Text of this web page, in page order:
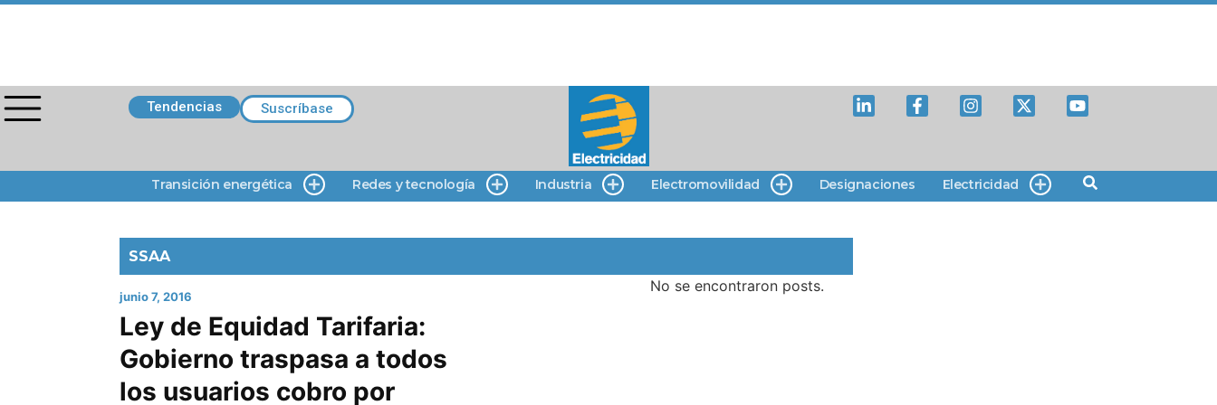
Tendencias Suscríbase
Transición energética Redes y tecnología Industria Electromovilidad Designaciones Electricidad
SSAA
junio 7, 2016
Ley de Equidad Tarifaria:
Gobierno traspasa a todos
los usuarios cobro por
No se encontraron posts.